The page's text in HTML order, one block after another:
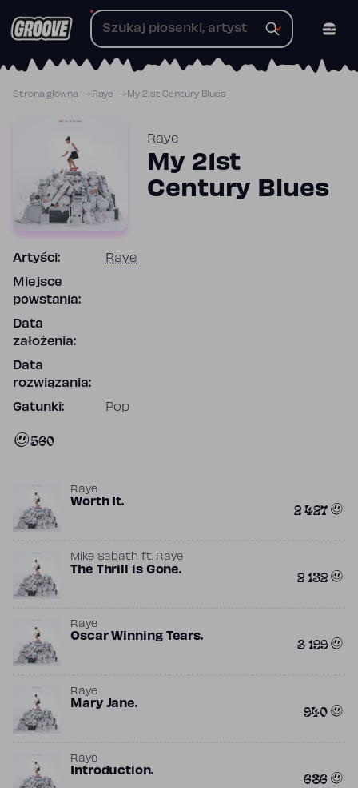
do
Strona główna Raye My 21st Century Blues
Raye
My 21st
Century Blues
Artyści: Raye
Miejsce
powstania:
Data
założenia:
Data
rozwiązania:
Gatunki: Pop
560
Raye
Worth It. 2 427
Mike Sabath ft. Raye
The Thrill is Gone. 2 132
Raye
Oscar Winning Tears. 3 199
Raye
Mary Jane. 940
Raye
Introduction. 686